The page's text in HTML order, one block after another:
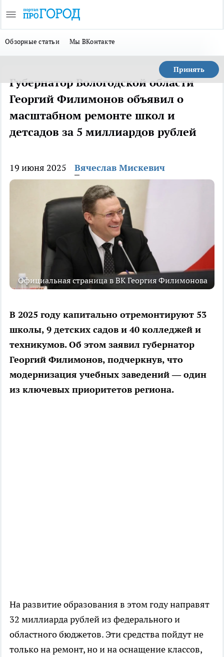
Обзорные статьи Мы ВКонтакте
Принять
Губернатор Вологодской области
Георгий Филимонов объявил о
масштабном ремонте школ и
детсадов за 5 миллиардов рублей
19 июня 2025 Вячеслав Мискевич
Официальная страница в ВК Георгия Филимонова
В 2025 году капитально отремонтируют 53
школы, 9 детских садов и 40 колледжей и
техникумов. Об этом заявил губернатор
Георгий Филимонов, подчеркнув, что
модернизация учебных заведений — один
из ключевых приоритетов региона.
На развитие образования в этом году направят
32 миллиарда рублей из федерального и
областного бюджетов. Эти средства пойдут не
только на ремонт, но и на оснащение классов,